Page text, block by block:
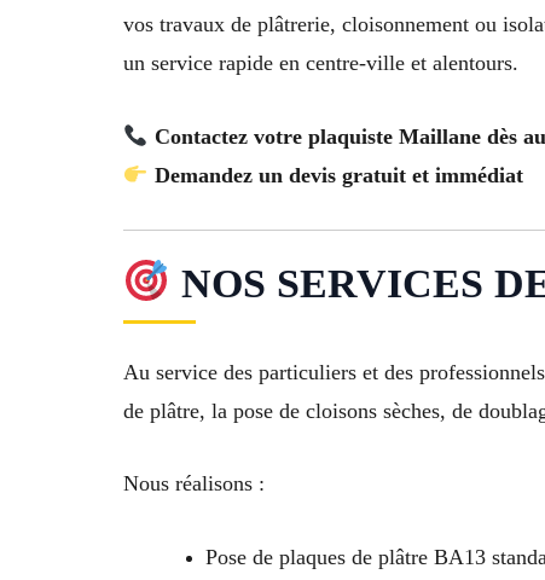
vos travaux de plâtrerie, cloisonnement ou
un service rapide en centre-ville et alentours.
Contactez votre plaquiste Maillane dès
Demandez un devis gratuit et immédiat
NOS SERVICES
Au service des particuliers et des
de plâtre, la pose de cloisons sèches, de
Nous réalisons :
Pose de plaques de plâtre BA13